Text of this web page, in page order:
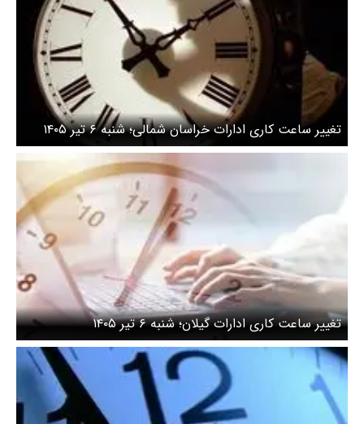
تغییر ساعت کاری ادارات خراسان شمالی؛ شنبه ۶ تیر ۱۴۰۵
تغییر ساعت کاری ادارات گیلان؛ شنبه ۶ تیر ۱۴۰۵